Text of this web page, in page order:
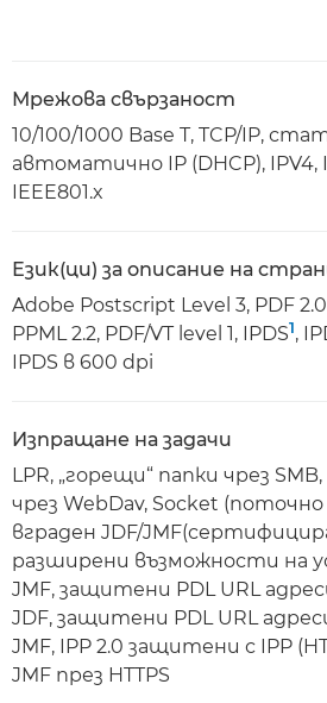
Мрежова свързаност
10/100/1000 Base T, TCP/IP,
автоматично IP (DHCP), IPV4,
IEEE801.x
Език(ци) за описание на
Adobe Postscript Level 3, PDF
PPML 2.2, PDF/VT level 1, IPDS1,
IPDS в 600 dpi
Изпращане на задачи
LPR, „горещи“ папки чрез
чрез WebDav, Socket
вграден JDF/
разширени възможности на
JMF, защитени PDL URL
JDF, защитени PDL URL
JMF, IPP 2.0 защитени с IPP
JMF през HTTPS